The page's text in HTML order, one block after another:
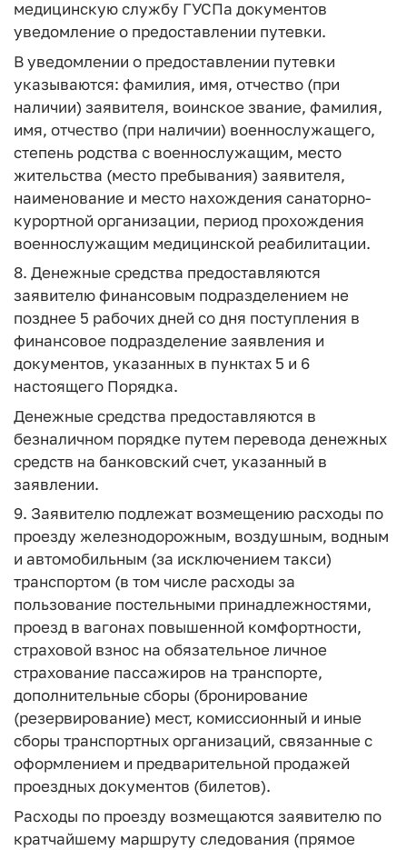
медицинскую службу ГУСПа документов
уведомление о предоставлении путевки.
В уведомлении о предоставлении путевки
указываются: фамилия, имя, отчество (при
наличии) заявителя, воинское звание, фамилия,
имя, отчество (при наличии) военнослужащего,
степень родства с военнослужащим, место
жительства (место пребывания) заявителя,
наименование и место нахождения санаторно-
курортной организации, период прохождения
военнослужащим медицинской реабилитации.
8. Денежные средства предоставляются
заявителю финансовым подразделением не
позднее 5 рабочих дней со дня поступления в
финансовое подразделение заявления и
документов, указанных в пунктах 5 и 6
настоящего Порядка.
Денежные средства предоставляются в
безналичном порядке путем перевода денежных
средств на банковский счет, указанный в
заявлении.
9. Заявителю подлежат возмещению расходы по
проезду железнодорожным, воздушным, водным
и автомобильным (за исключением такси)
транспортом (в том числе расходы за
пользование постельными принадлежностями,
проезд в вагонах повышенной комфортности,
страховой взнос на обязательное личное
страхование пассажиров на транспорте,
дополнительные сборы (бронирование
(резервирование) мест, комиссионный и иные
сборы транспортных организаций, связанные с
оформлением и предварительной продажей
проездных документов (билетов).
Расходы по проезду возмещаются заявителю по
кратчайшему маршруту следования (прямое